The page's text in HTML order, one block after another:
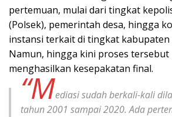
pertemuan, mulai dari tingkat
(Polsek), pemerintah desa, hingga
instansi terkait di tingkat kabupaten
Namun, hingga kini proses tersebut
menghasilkan kesepakatan final.
“Mediasi sudah berkali-kali
tahun 2001 sampai 2020. Ada